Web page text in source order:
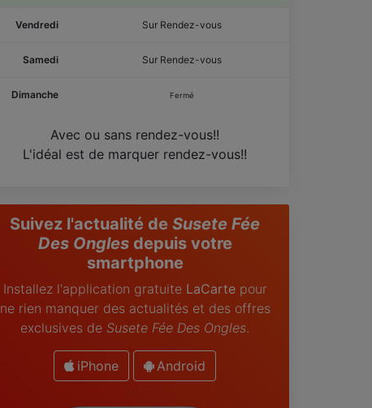
Vendredi Sur Rendez-vous
Samedi Sur Rendez-vous
Dimanche Fermé
Avec ou sans rendez-vous!!
L'idéal est de marquer rendez-vous!!
Suivez l'actualité de Susete Fée
Des Onglesdepuis votre
smartphone
Installez l'application gratuite LaCartepour
ne rien manquer des actualités et des offres
exclusives de Susete Fée Des Ongles.
iPhone Android